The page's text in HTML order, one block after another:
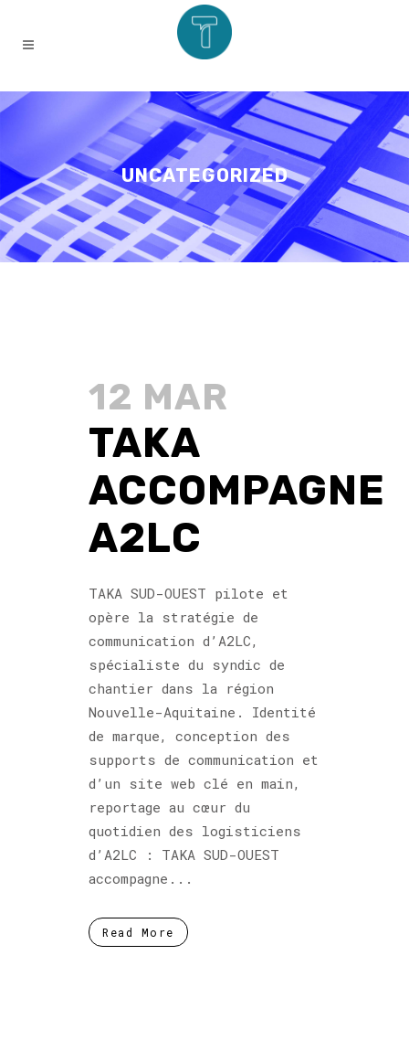
UNCATEGORIZED
12 MAR
TAKA
ACCOMPAGNE
A2LC
TAKA SUD-OUEST pilote et
opère la stratégie de
communication d’A2LC,
spécialiste du syndic de
chantier dans la région
Nouvelle-Aquitaine. Identité
de marque, conception des
supports de communication et
d’un site web clé en main,
reportage au cœur du
quotidien des logisticiens
d’A2LC : TAKA SUD-OUEST
accompagne...
Read More